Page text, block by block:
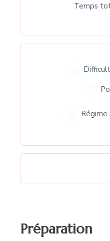
Temps
Régime
Préparation